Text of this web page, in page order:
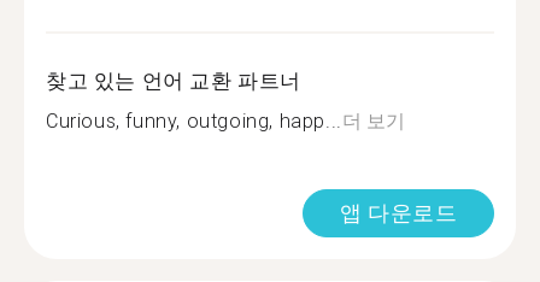
찾고 있는 언어 교환 파트너
Curious, funny, outgoing, happ...더 보기
앱 다운로드